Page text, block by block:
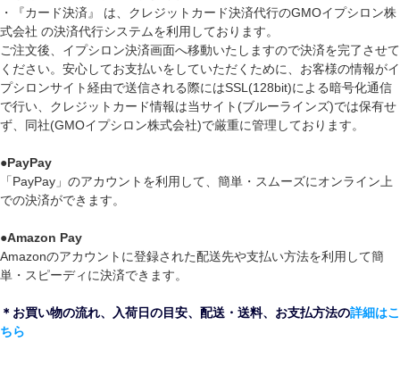
・『カード決済』 は、クレジットカード決済代行のGMOイプシロン株
式会社 の決済代行システムを利用しております。
ご注文後、イプシロン決済画面へ移動いたしますので決済を完了させて
ください。安心してお支払いをしていただくために、お客様の情報がイ
プシロンサイト経由で送信される際にはSSL(128bit)による暗号化通信
で行い、クレジットカード情報は当サイト(ブルーラインズ)では保有せ
ず、同社(GMOイプシロン株式会社)で厳重に管理しております。
●PayPay
「PayPay」のアカウントを利用して、簡単・スムーズにオンライン上
での決済ができます。
●Amazon Pay
Amazonのアカウントに登録された配送先や支払い方法を利用して簡
単・スピーディに決済できます。
＊お買い物の流れ、入荷日の目安、配送・送料、お支払方法の詳細はこ
ちら